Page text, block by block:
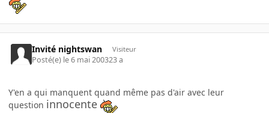
Invité nightswan Visiteur
Posté(e) le 6 mai 200323 a
Y'en a qui manquent quand même pas d'air avec leur
question innocente